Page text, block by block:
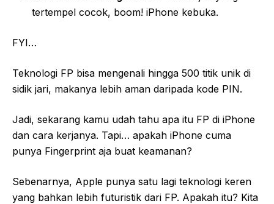
tertempel cocok, boom! iPhone kebuka.
FYI…
Teknologi FP bisa mengenali hingga 500 titik unik di
sidik jari, makanya lebih aman daripada kode PIN.
Jadi, sekarang kamu udah tahu apa itu FP di iPhone
dan cara kerjanya. Tapi… apakah iPhone cuma
punya Fingerprint aja buat keamanan?
Sebenarnya, Apple punya satu lagi teknologi keren
yang bahkan lebih futuristik dari FP. Apakah itu? Kita